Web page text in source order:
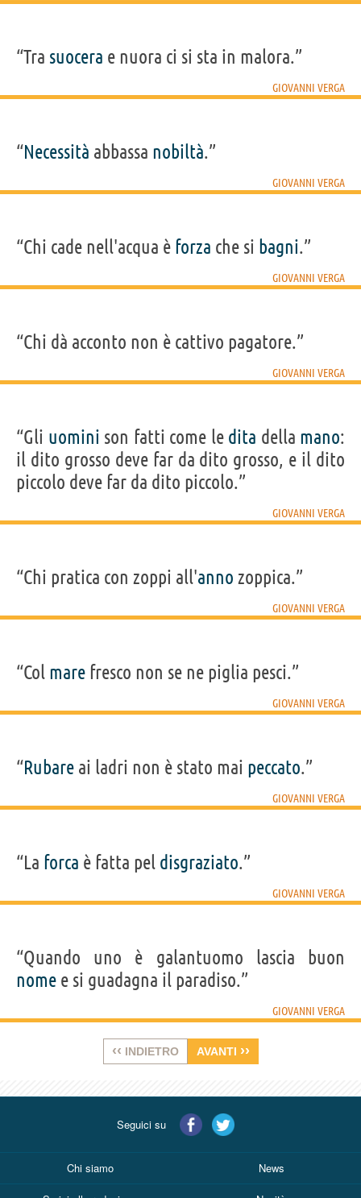
“Tra suocera e nuora ci si sta in malora.”
GIOVANNI VERGA
“Necessità abbassa nobiltà.”
GIOVANNI VERGA
“Chi cade nell'acqua è forza che si bagni.”
GIOVANNI VERGA
“Chi dà acconto non è cattivo pagatore.”
GIOVANNI VERGA
“Gli uomini son fatti come le dita della mano:
il dito grosso deve far da dito grosso, e il dito
piccolo deve far da dito piccolo.”
GIOVANNI VERGA
“Chi pratica con zoppi all'anno zoppica.”
GIOVANNI VERGA
“Col mare fresco non se ne piglia pesci.”
GIOVANNI VERGA
“Rubare ai ladri non è stato mai peccato.”
GIOVANNI VERGA
“La forca è fatta pel disgraziato.”
GIOVANNI VERGA
“Quando uno è galantuomo lascia buon
nome e si guadagna il paradiso.”
GIOVANNI VERGA
‹‹ INDIETRO AVANTI ››
Seguici su
Chi siamo News